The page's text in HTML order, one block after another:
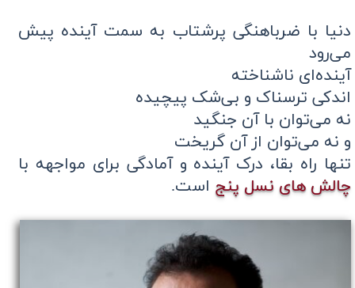
دنیا با ضرباهنگی پرشتاب به سمت آینده پیش
می‌رود
آینده‌ای ناشناخته
اندکی ترسناک و بی‌شک پیچیده
نه می‌توان با آن جنگید
و نه می‌توان از آن گریخت
تنها راه بقا، درک آینده و آمادگی برای مواجهه با
چالش های نسل پنج است.